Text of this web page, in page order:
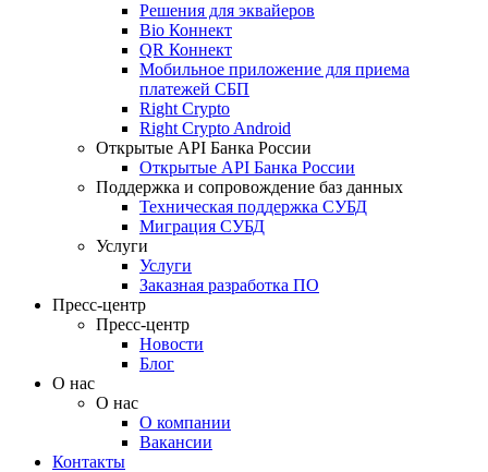
Решения для эквайеров
Bio Коннект
QR Коннект
Мобильное приложение для приема
платежей СБП
Right Crypto
Right Crypto Android
Открытые API Банка России
Открытые API Банка России
Поддержка и сопровождение баз данных
Техническая поддержка СУБД
Миграция СУБД
Услуги
Услуги
Заказная разработка ПО
Пресс-центр
Пресс-центр
Новости
Блог
О нас
О нас
О компании
Вакансии
Контакты